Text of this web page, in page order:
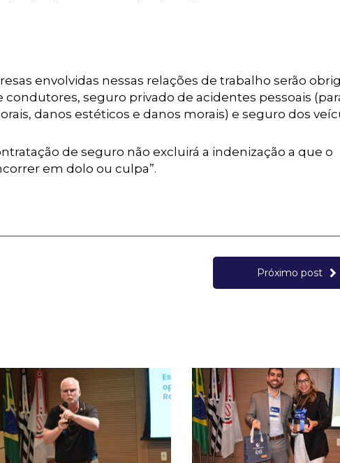
envolvidas nessas relações de trabalho serão
seguro privado de acidentes pessoais
danos estéticos e danos morais) e seguro dos
de seguro não excluirá a indenização a que o
em dolo ou culpa”.
Próximo post